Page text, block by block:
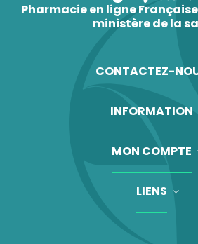
Pharmacie en ligne
ministère de la
CONTACTEZ-
INFORMATION
MON COMPTE
LIENS